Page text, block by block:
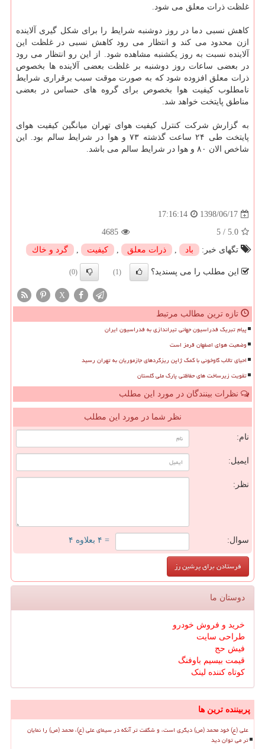
غلظت ذرات معلق می شود.
كاهش نسبی دما در روز دوشنبه شرایط را برای شكل گیری آلاینده
ازن محدود می كند و انتظار می رود كاهش نسبی در غلظت این
آلاینده نسبت به روز یكشنبه مشاهده شود. از این رو انتظار می رود
در بعضی ساعات روز دوشنبه بر غلظت بعضی آلاینده ها بخصوص
ذرات معلق افزوده شود كه به صورت موقت سبب برقراری شرایط
نامطلوب كیفیت هوا بخصوص برای گروه های حساس در بعضی
مناطق پایتخت خواهد شد.
به گزارش شركت كنترل كیفیت هوای تهران میانگین كیفیت هوای
پایتخت طی ۲۴ ساعت گذشته ۷۳ و هوا در شرایط سالم بود. این
شاخص الان ۸۰ و هوا در شرایط سالم می باشد.
1398/06/17
17:16:14
5.0
/
5
4685
تگهای خبر:
باد , ذرات معلق , كیفیت , گرد و خاك
این مطلب را می پسندید؟ (1)
(0)
X
تازه ترین مطالب مرتبط
پیام تبریک فدراسیون جهانی تیراندازی به فدراسیون ایران
وضعیت هوای اصفهان قرمز است
احیای تالاب گاوخونی با کمک ژاپن ریزگردهای جازموریان به تهران رسید
تقویت زیرساخت های حفاظتی پارک ملی گلستان
نظرات بینندگان در مورد این مطلب
نظر شما در مورد این مطلب
نام:
ایمیل:
نظر:
سوال: = ۴ بعلاوه ۴
دوستان ما
خرید و فروش خودرو
طراحی سایت
فیش حج
قیمت بیسیم باوفنگ
کوتاه کننده لینک
پربیننده ترین ها
علی (ع) خود محمد (ص) دیگری است، و شگفت تر آنکه در سیمای علی (ع)، محمد (ص) را نمایان
تر می توان دید